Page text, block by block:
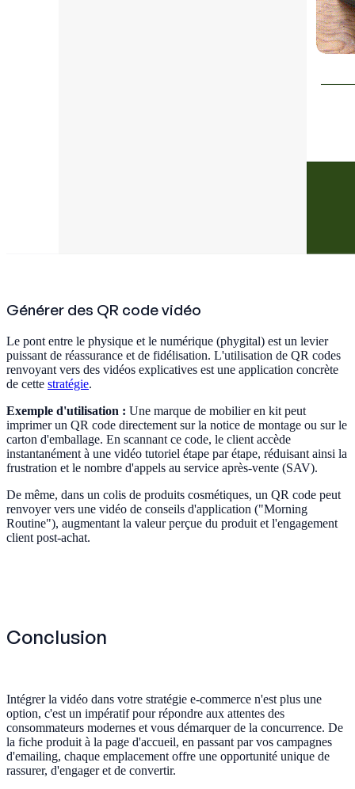
Générer des QR code vidéo
Le pont entre le physique et le numérique (phygital) est un levier
puissant de réassurance et de fidélisation. L'utilisation de QR codes
renvoyant vers des vidéos explicatives est une application concrète
de cette stratégie.
Exemple d'utilisation : Une marque de mobilier en kit peut
imprimer un QR code directement sur la notice de montage ou sur le
carton d'emballage. En scannant ce code, le client accède
instantanément à une vidéo tutoriel étape par étape, réduisant ainsi la
frustration et le nombre d'appels au service après-vente (SAV).
De même, dans un colis de produits cosmétiques, un QR code peut
renvoyer vers une vidéo de conseils d'application ("Morning
Routine"), augmentant la valeur perçue du produit et l'engagement
client post-achat.
Conclusion
Intégrer la vidéo dans votre stratégie e-commerce n'est plus une
option, c'est un impératif pour répondre aux attentes des
consommateurs modernes et vous démarquer de la concurrence. De
la fiche produit à la page d'accueil, en passant par vos campagnes
d'emailing, chaque emplacement offre une opportunité unique de
rassurer, d'engager et de convertir.